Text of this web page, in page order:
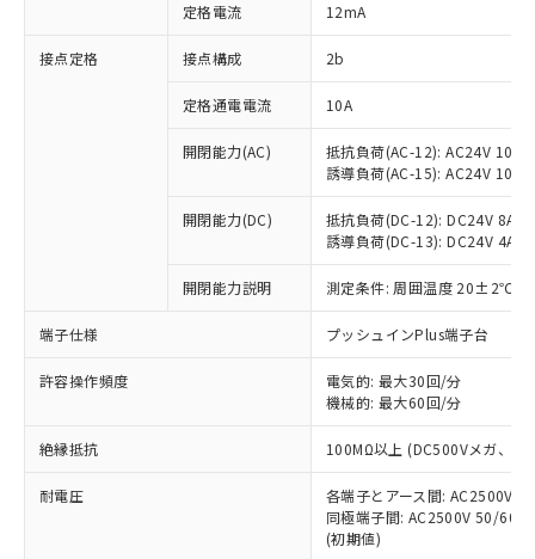
定格電流 12mA
接点定格 接点構成 2b
定格通電電流 10A
開閉能力(AC)
抵抗負荷(AC-12): AC24V 10A/
誘導負荷(AC-15): AC24V
開閉能力(DC)
抵抗負荷(DC-12): DC24V 8A/
誘導負荷(DC-13): DC24V 4A/
開閉能力説明 測定条件: 周囲温度 20±2℃、
端子仕様 プッシュインPlus端子台
許容操作頻度
電気的: 最大30回/分
機械的: 最大60回/分
絶縁抵抗 100MΩ以上 (DC500Vメガ、点
耐電圧
各端子とアース間: AC2500V
同極端子間: AC2500V 50/
(初期値)
ご利用条件
以下の条件をお読みいただき、同意のうえ
ご利用ください。
本サービスは、当社制御機器事業取扱
商品の当社在庫状況および標準価格
(税抜)を提供させていただくもので
当社制御機器事業取扱商品の中には、
本サービスの対象外となる商品もある
ことをご了承ください。
在庫状況および標準価格照会結果は、
記載している更新日時点での社内デー
タに基づき作成されるものであり、閲
覧された時点での実際の在庫および標
準価格とは異なる場合があることをご
対応済み：EU RoHS指令（10物質）の
非含有に対応した製品が提供可能な商品で
す。
対応予定：EU RoHS指令（10物質）の非含
有に対応した製品に切り替える予定のある
対応予定なし：EU RoHS指令（10物質）の
非含有に非対応の商品で、対応品を出す予
定はありません。
調査・確認中：EU RoHS指令（10物質）の
非含有の対応状況を調査中または確認中の
非該当品：ライセンス料など無形物で、有
害物質有無と関係のない商品です。
仕入先様の事情により、非含有部品として
いたものが、含有品と判明した場合などや
むを得ず変更することがあります。
六価クロム(Cr(Ⅵ)) 1000ppm以下、ポリ臭化ビフェニル
類(PBB) 1000ppm以下、ポリ臭化ジフェニルエーテル類
「○」：最大均質材料含有率が中国RoHSの
基準値以下であることを示します。
「×」：最大均質材料含有率が中国RoHSの
基準値を超えていることを示します。
「－」：未確認です。当社販売部門へお問
*中国RoHS10物質の基準値 (GB/T26572)：
Pb(鉛) :1000ppm、 Hg(水銀) : 1000ppm、 Cd(カドミウ
Cr(Ⅵ)(六価クロム) : 1000ppm、 PBBs(ポリ臭化ビフェ
当社は、これら貴社製品のうち、外国
為替および外国貿易法に定める商品
（以下｢規制貨物等」という）を輸出
または国外への提供する場合は、日本
国政府の輸出許可(または役務取引許
可)を取得するなどの必要な手続きを